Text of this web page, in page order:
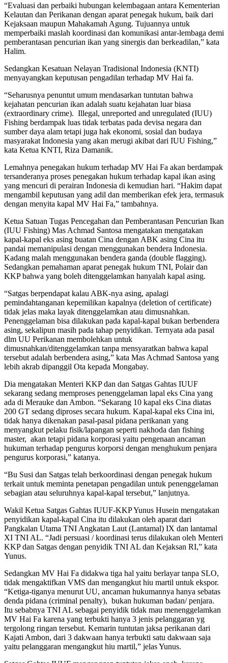
“Evaluasi dan perbaiki hubungan kelembagaan antara Kementerian
Kelautan dan Perikanan dengan aparat penegak hukum, baik dari
Kejaksaan maupun Mahakamah Agung. Tujuannya untuk
memperbaiki maslah koordinasi dan komunikasi antar-lembaga demi
pemberantasan pencurian ikan yang sinergis dan berkeadilan,” kata
Halim.
Sedangkan Kesatuan Nelayan Tradisional Indonesia (KNTI)
menyayangkan keputusan pengadilan terhadap MV Hai fa.
“Seharusnya penuntut umum mendasarkan tuntutan bahwa
kejahatan pencurian ikan adalah suatu kejahatan luar biasa
(extraordinary crime). Illegal, unreported and unregulated (IUU)
Fishing berdampak luas tidak terbatas pada devisa negara dan
sumber daya alam tetapi juga hak ekonomi, sosial dan budaya
masyarakat Indonesia yang akan merugi akibat dari IUU Fishing,”
kata Ketua KNTI, Riza Damanik.
Lemahnya penegakan hukum terhadap MV Hai Fa akan berdampak
tersanderanya proses penegakan hukum terhadap kapal ikan asing
yang mencuri di perairan Indonesia di kemudian hari. “Hakim dapat
mengambil keputusan yang adil dan memberikan efek jera, termasuk
dengan menyita kapal MV Hai Fa,” tambahnya.
Ketua Satuan Tugas Pencegahan dan Pemberantasan Pencurian Ikan
(IUU Fishing) Mas Achmad Santosa mengatakan mengatakan
kapal-kapal eks asing buatan Cina dengan ABK asing Cina itu
pandai memanipulasi dengan menggunakan bendera Indonesia.
Kadang malah menggunakan bendera ganda (double flagging).
Sedangkan pemahaman aparat penegak hukum TNI, Polair dan
KKP bahwa yang boleh ditenggelamkan hanyalah kapal asing.
“Satgas berpendapat kalau ABK-nya asing, apalagi
pemindahtanganan kepemilikan kapalnya (deletion of certificate)
tidak jelas maka layak ditenggelamkan atau dimusnahkan.
Penenggelaman bisa dilakukan pada kapal-kapal bukan berbendera
asing, sekalipun masih pada tahap penyidikan. Ternyata ada pasal
dlm UU Perikanan membolehkan untuk
dimusnahkan/ditenggelamkan tanpa mensyaratkan bahwa kapal
tersebut adalah berbendera asing,” kata Mas Achmad Santosa yang
lebih akrab dipanggil Ota kepada Mongabay.
Dia mengatakan Menteri KKP dan dan Satgas Gahtas IUUF
sekarang sedang memproses penenggelaman lapal eks Cina yang
ada di Merauke dan Ambon. “Sekarang 10 kapal eks Cina diatas
200 GT sedang diproses secara hukum. Kapal-kapal eks Cina ini,
tidak hanya dikenakan pasal-pasal pidana perikanan yang
menyangkut pelaku fisik/lapangan seperti nakhoda dan fishing
master, akan tetapi pidana korporasi yaitu pengenaan ancaman
hukuman terhadap pengurus korporsi dengan menghukum penjara
pengurus korporasi,” katanya.
“Bu Susi dan Satgas telah berkoordinasi dengan penegak hukum
terkait untuk meminta penetapan pengadilan untuk penenggelaman
sebagian atau seluruhnya kapal-kapal tersebut,” lanjutnya.
Wakil Ketua Satgas Gahtas IUUF-KKP Yunus Husein mengatakan
penyidikan kapal-kapal Cina itu dilakukan oleh aparat dari
Pangkalan Utama TNI Angkatan Laut (Lantamal) IX dan lantamal
XI TNI AL. “Jadi persuasi / koordinasi terus dilakukan oleh Menteri
KKP dan Satgas dengan penyidik TNI AL dan Kejaksan RI,” kata
Yunus.
Sedangkan MV Hai Fa didakwa tiga hal yaitu berlayar tanpa SLO,
tidak mengaktifkan VMS dan mengangkut hiu martil untuk ekspor.
“Ketiga-tiganya menurut UU, ancaman hukumannya hanya sebatas
denda pidana (criminal penalty), bukan hukuman badan/ penjara.
Itu sebabnya TNI AL sebagai penyidik tidak mau menenggelamkan
MV Hai Fa karena yang terbukti hanya 3 jenis pelanggaran yg
tergolong ringan tersebut. Kemarin tuntutan jaksa perikanan dari
Kajati Ambon, dari 3 dakwaan hanya terbukti satu dakwaan saja
yaitu pelanggaran mengangkut hiu martil,” jelas Yunus.